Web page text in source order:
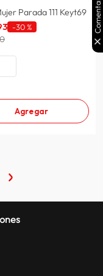
Parada 111 Keyt69
-30 %
Agregar
Comentarios